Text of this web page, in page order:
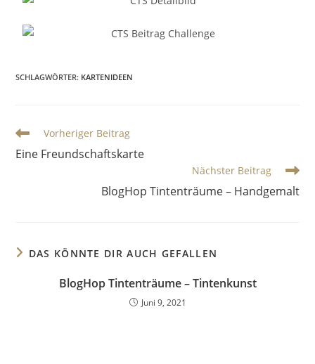
SCHLAGWÖRTER: KARTENIDEEN
Vorheriger Beitrag
Eine Freundschaftskarte
Nächster Beitrag
BlogHop Tintenträume – Handgemalt
DAS KÖNNTE DIR AUCH GEFALLEN
BlogHop Tintenträume – Tintenkunst
Juni 9, 2021